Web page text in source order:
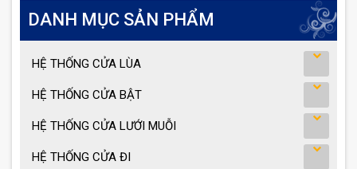
DANH MỤC SẢN PHẨM
HỆ THỐNG CỬA LÙA
HỆ THỐNG CỬA BẬT
HỆ THỐNG CỬA LƯỚI MUỖI
HỆ THỐNG CỬA ĐI